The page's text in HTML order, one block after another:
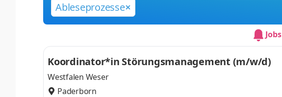
Ableseprozesse
Jobs
Koordinator*in Störungsmanagement (m/w/d)
Westfalen Weser
Paderborn